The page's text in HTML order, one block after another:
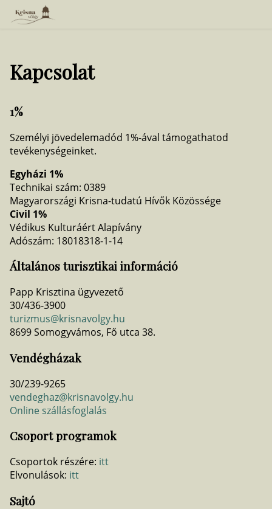
Kapcsolat
1%
Személyi jövedelemadód 1%-ával támogathatod
tevékenységeinket.
Egyházi 1%
Technikai szám: 0389
Magyarországi Krisna-tudatú Hívők Közössége
Civil 1%
Védikus Kulturáért Alapívány
Adószám: 18018318-1-14
Általános turisztikai információ
Papp Krisztina ügyvezető
30/436-3900
turizmus@krisnavolgy.hu
8699 Somogyvámos, Fő utca 38.
Vendégházak
30/239-9265
vendeghaz@krisnavolgy.hu
Online szállásfoglalás
Csoport programok
Csoportok részére: itt
Elvonulások: itt
Sajtó